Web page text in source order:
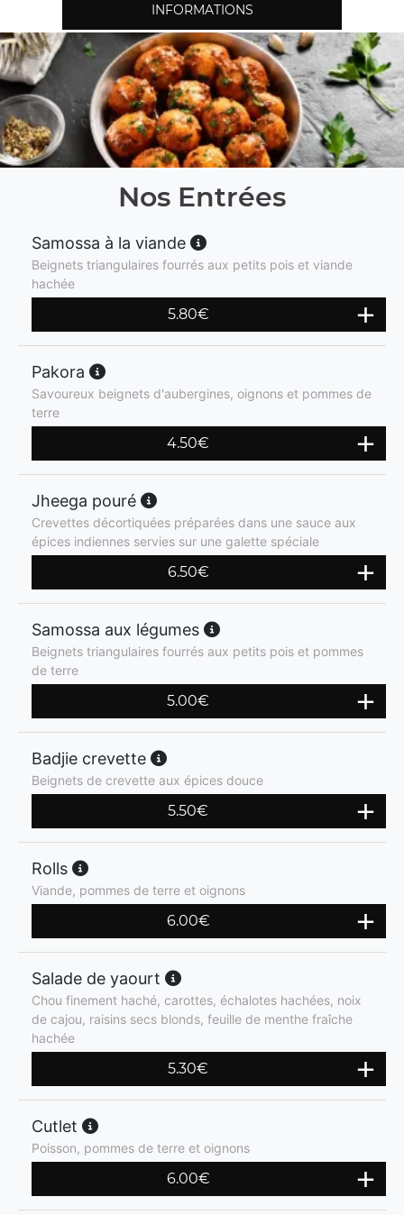
INFORMATIONS
Nos Entrées
Samossa à la viande
Beignets triangulaires fourrés aux petits pois et viande
hachée
5.80€
Pakora
Savoureux beignets d'aubergines, oignons et pommes de
terre
4.50€
Jheega pouré
Crevettes décortiquées préparées dans une sauce aux
épices indiennes servies sur une galette spéciale
6.50€
Samossa aux légumes
Beignets triangulaires fourrés aux petits pois et pommes
de terre
5.00€
Badjie crevette
Beignets de crevette aux épices douce
5.50€
Rolls
Viande, pommes de terre et oignons
6.00€
Salade de yaourt
Chou finement haché, carottes, échalotes hachées, noix
de cajou, raisins secs blonds, feuille de menthe fraîche
hachée
5.30€
Cutlet
Poisson, pommes de terre et oignons
6.00€